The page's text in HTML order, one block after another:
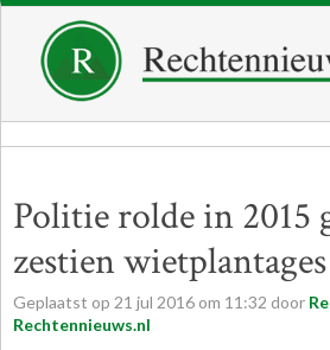
Politie rolde in 2015
zestien
Geplaatst op 21 jul 2016 om 11:32 door
Rechtennieuws.nl